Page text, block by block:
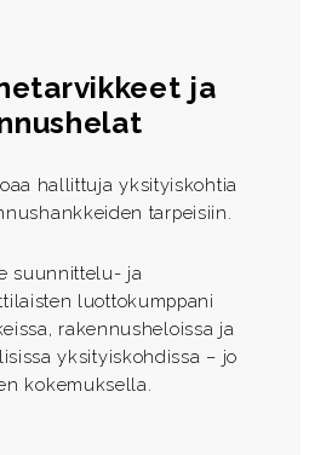
ja
hallittuja yksityiskohtia
tarpeisiin.
suunnittelu- ja
luottokumppani
rakennusheloissa ja
yksityiskohdissa – jo
kokemuksella.